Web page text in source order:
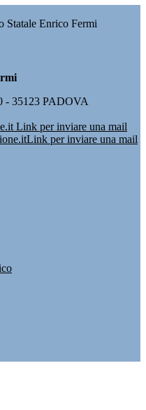
Statale Enrico Fermi
- 35123 PADOVA
Link per inviare una mail
Link per inviare una mail